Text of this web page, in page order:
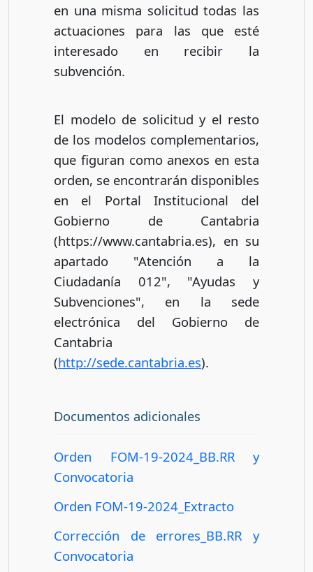
en una misma solicitud todas las
actuaciones para las que esté
interesado en recibir la
subvención.
El modelo de solicitud y el resto
de los modelos complementarios,
que figuran como anexos en esta
orden, se encontrarán disponibles
en el Portal Institucional del
Gobierno de Cantabria
(https://www.cantabria.es), en su
apartado "Atención a la
Ciudadanía 012", "Ayudas y
Subvenciones", en la sede
electrónica del Gobierno de
Cantabria
(http://sede.cantabria.es).
Documentos adicionales
Orden FOM-19-2024_BB.RR y
Convocatoria
Orden FOM-19-2024_Extracto
Corrección de errores_BB.RR y
Convocatoria